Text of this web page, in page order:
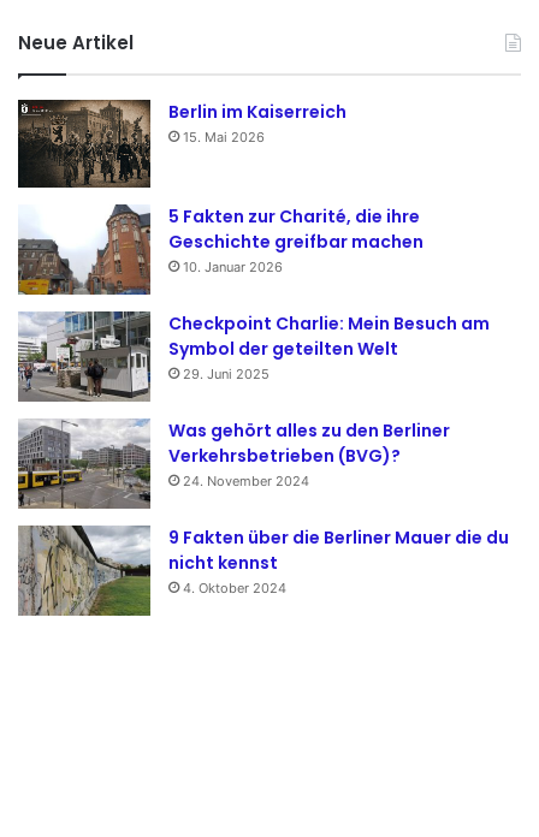
Neue Artikel
Berlin im Kaiserreich
15. Mai 2026
5 Fakten zur Charité, die ihre
Geschichte greifbar machen
10. Januar 2026
Checkpoint Charlie: Mein Besuch am
Symbol der geteilten Welt
29. Juni 2025
Was gehört alles zu den Berliner
Verkehrsbetrieben (BVG)?
24. November 2024
9 Fakten über die Berliner Mauer die du
nicht kennst
4. Oktober 2024